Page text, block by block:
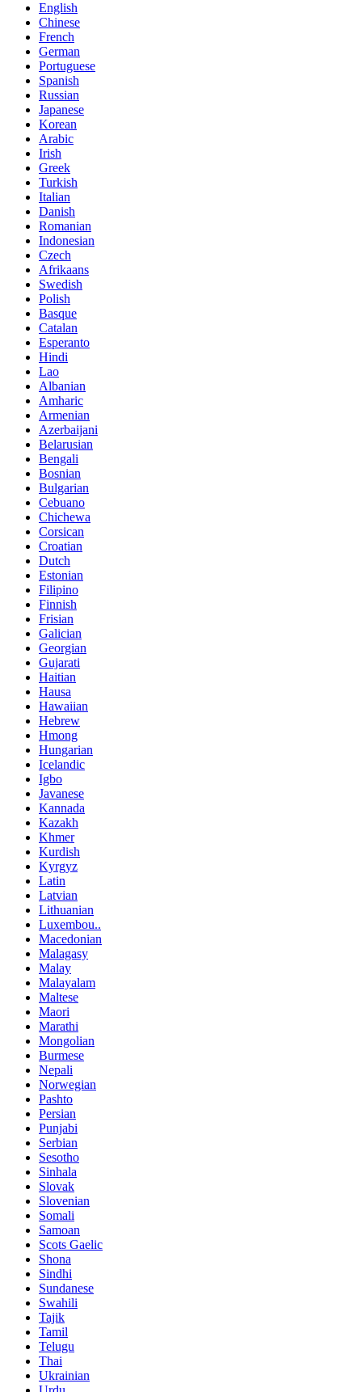
English
Chinese
French
German
Portuguese
Spanish
Russian
Japanese
Korean
Arabic
Irish
Greek
Turkish
Italian
Danish
Romanian
Indonesian
Czech
Afrikaans
Swedish
Polish
Basque
Catalan
Esperanto
Hindi
Lao
Albanian
Amharic
Armenian
Azerbaijani
Belarusian
Bengali
Bosnian
Bulgarian
Cebuano
Chichewa
Corsican
Croatian
Dutch
Estonian
Filipino
Finnish
Frisian
Galician
Georgian
Gujarati
Haitian
Hausa
Hawaiian
Hebrew
Hmong
Hungarian
Icelandic
Igbo
Javanese
Kannada
Kazakh
Khmer
Kurdish
Kyrgyz
Latin
Latvian
Lithuanian
Luxembou..
Macedonian
Malagasy
Malay
Malayalam
Maltese
Maori
Marathi
Mongolian
Burmese
Nepali
Norwegian
Pashto
Persian
Punjabi
Serbian
Sesotho
Sinhala
Slovak
Slovenian
Somali
Samoan
Scots Gaelic
Shona
Sindhi
Sundanese
Swahili
Tajik
Tamil
Telugu
Thai
Ukrainian